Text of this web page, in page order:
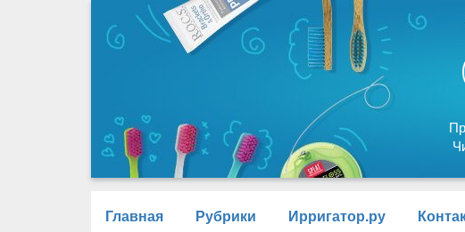
Главная Рубрики Ирригатор.ру